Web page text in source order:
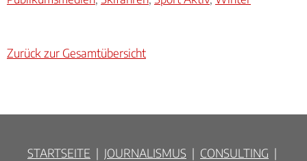
Zurück zur Gesamtübersicht
STARTSEITE | JOURNALISMUS | CONSULTING |